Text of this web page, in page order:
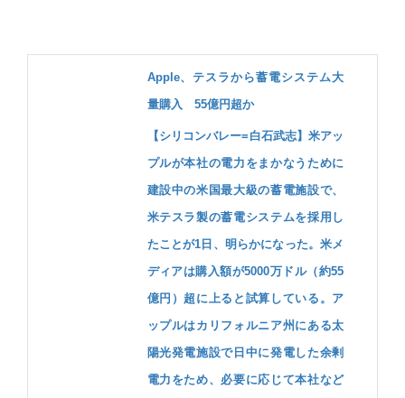
Apple、テスラから蓄電システム大
量購入 55億円超か
【シリコンバレー=白石武志】米アッ
プルが本社の電力をまかなうために
建設中の米国最大級の蓄電施設で、
米テスラ製の蓄電システムを採用し
たことが1日、明らかになった。米メ
ディアは購入額が5000万ドル（約55
億円）超に上ると試算している。ア
ップルはカリフォルニア州にある太
陽光発電施設で日中に発電した余剰
電力をため、必要に応じて本社など